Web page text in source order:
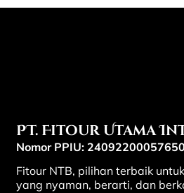
PT. Fitour Utama
Nomor PPIU:
Fitour NTB, pilihan terbaik
yang nyaman, berarti, dan